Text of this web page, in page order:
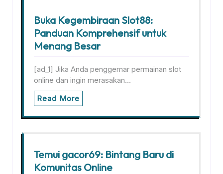
Buka Kegembiraan Slot88:
Panduan Komprehensif untuk
Menang Besar
[ad_1] Jika Anda penggemar permainan slot
online dan ingin merasakan…
Read More
Temui gacor69: Bintang Baru di
Komunitas Online